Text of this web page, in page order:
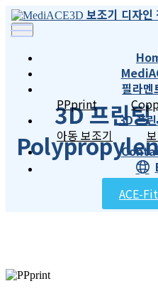
보조기 디자인
필라멘
PPprint
3D 프
아동 보조기
ACE-Fit
3D 프린팅